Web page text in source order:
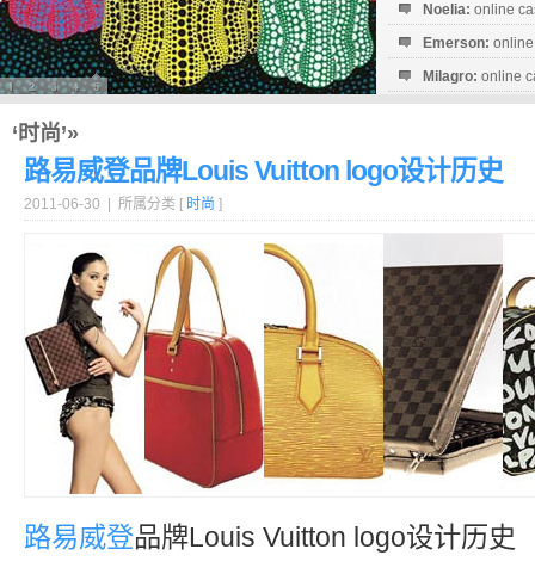
Noelia: online
Emerson:
Milagro: online
‘时尚’»
路易威登品牌Louis Vuitton logo设计历史
2011-06-30 | 所属分类 [ 时尚 ]
路易威登品牌Louis Vuitton logo设计历史